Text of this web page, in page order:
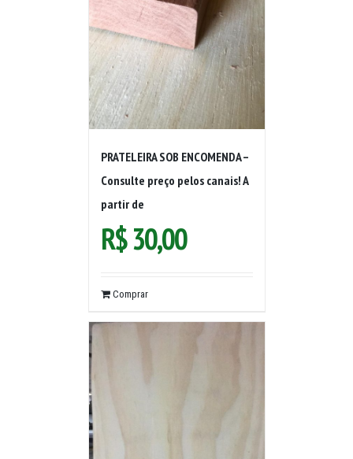
PRATELEIRA SOB ENCOMENDA –
Consulte preço pelos canais! A
partir de
R$30,00
Comprar